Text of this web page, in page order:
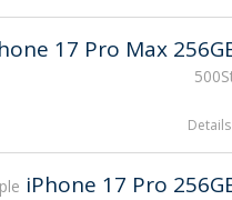
17 Pro Max
Details
iPhone 17 Pro